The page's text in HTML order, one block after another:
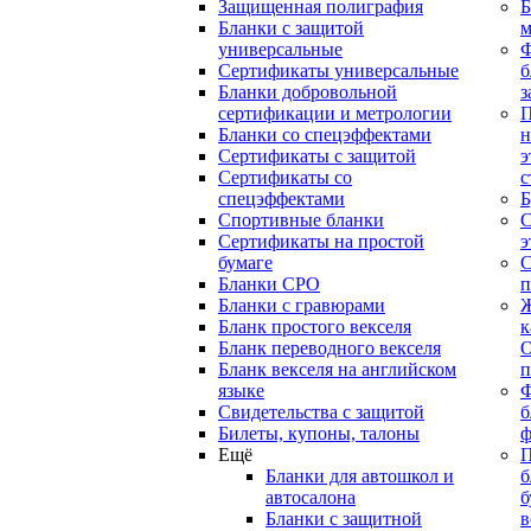
Защищенная полиграфия
Бланки с защитой
универсальные
Сертификаты универсальные
Бланки добровольной
сертификации и метрологии
Бланки со спецэффектами
Сертификаты с защитой
Сертификаты со
спецэффектами
Спортивные бланки
Cертификаты на простой
бумаге
Бланки СРО
Бланки с гравюрами
Бланк простого векселя
Бланк переводного векселя
Бланк векселя на английском
языке
Свидетельства с защитой
Билеты, купоны, талоны
Ещё
Бланки для автошкол и
автосалона
Бланки с защитной